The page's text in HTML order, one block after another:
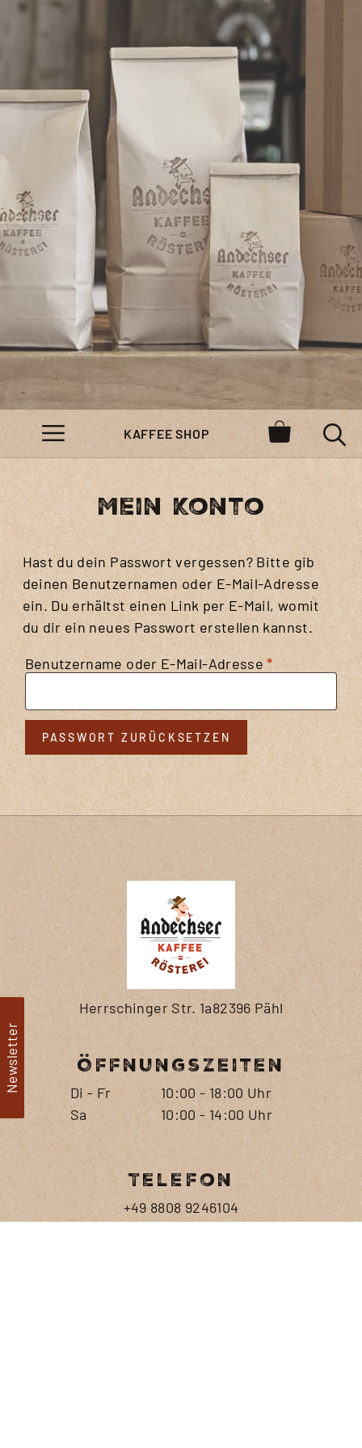
KAFFEE SHOP
MENÜ
Mein Konto
Hast du dein Passwort vergessen? Bitte gib
deinen Benutzernamen oder E-Mail-Adresse
ein. Du erhältst einen Link per E-Mail, womit
du dir ein neues Passwort erstellen kannst.
Benutzername oder E-Mail-Adresse*Erforderlich
PASSWORT ZURÜCKSETZEN
Newsletter
Herrschinger Str. 1a82396 Pähl
Öffnungszeiten
Di - Fr
Sa
10:00 - 18:00 Uhr
10:00 - 14:00 Uhr
Telefon
+49 8808 9246104